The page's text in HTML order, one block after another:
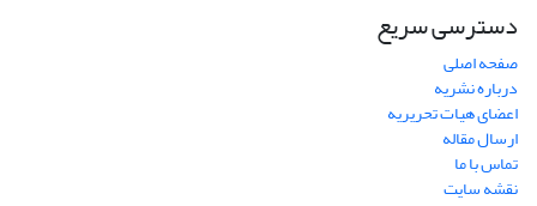
دسترسی سریع
صفحه اصلی
درباره نشریه
اعضای هیات تحریریه
ارسال مقاله
تماس با ما
نقشه سایت